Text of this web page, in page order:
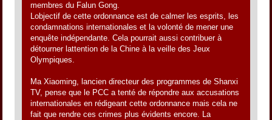
membres du Falun Gong.
Lobjectif de cette ordonnance est de calmer les esprits, les
condamnations internationales et la volonté de mener une
enquête indépendante. Cela pourrait aussi contribuer à
détourner lattention de la Chine à la veille des Jeux
Olympiques.
Ma Xiaoming, lancien directeur des programmes de Shanxi
TV, pense que le PCC a tenté de répondre aux accusations
internationales en rédigeant cette ordonnance mais cela ne
fait que rendre ces crimes plus évidents encore. La